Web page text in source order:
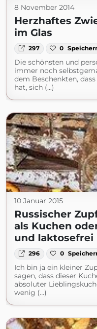
8 November 2014
Herzhaftes
im Glas
297 0
Die schönsten und
immer noch
dem Beschenkten,
hat, sich (...)
10 Januar 2015
Russischer
als Kuchen
und laktosefrei
296 0
Ich bin ja ein kleiner
sagen, dass dieser
absoluter
wenig (...)